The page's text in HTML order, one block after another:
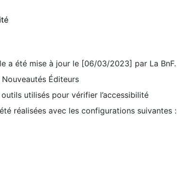
a été mise à jour le [06/03/2023] par La BnF.
Éditeurs
utilisés pour vérifier l’accessibilité
réalisées avec les configurations suivantes :